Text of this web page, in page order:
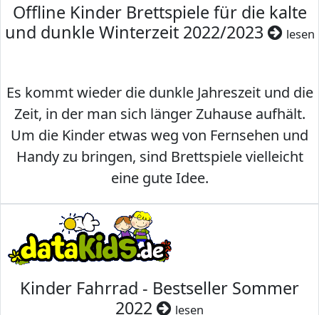
Offline Kinder Brettspiele für die kalte
und dunkle Winterzeit 2022/2023
lesen
Es kommt wieder die dunkle Jahreszeit und die
Zeit, in der man sich länger Zuhause aufhält.
Um die Kinder etwas weg von Fernsehen und
Handy zu bringen, sind Brettspiele vielleicht
eine gute Idee.
Kinder Fahrrad - Bestseller Sommer
2022
lesen